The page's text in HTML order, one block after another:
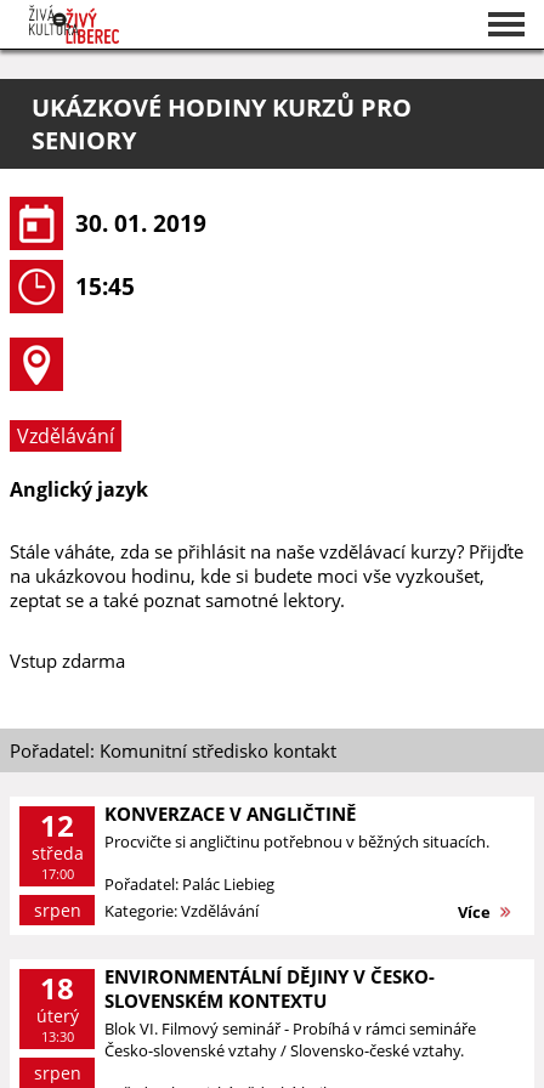
O projektu
Pořadatelé
UKÁZKOVÉ HODINY KURZŮ PRO
SENIORY
30. 01. 2019
15:45
Vzdělávání
Anglický jazyk
Stále váháte, zda se přihlásit na naše vzdělávací kurzy? Přijďte
na ukázkovou hodinu, kde si budete moci vše vyzkoušet,
zeptat se a také poznat samotné lektory.
Vstup zdarma
Pořadatel: Komunitní středisko kontakt
12
středa
17:00
srpen
KONVERZACE V ANGLIČTINĚ
Procvičte si angličtinu potřebnou v běžných situacích.
Pořadatel: Palác Liebieg
Kategorie: Vzdělávání
Více
18
úterý
13:30
srpen
ENVIRONMENTÁLNÍ DĚJINY V ČESKO-
SLOVENSKÉM KONTEXTU
Blok VI. Filmový seminář - Probíhá v rámci semináře
Česko-slovenské vztahy / Slovensko-české vztahy.